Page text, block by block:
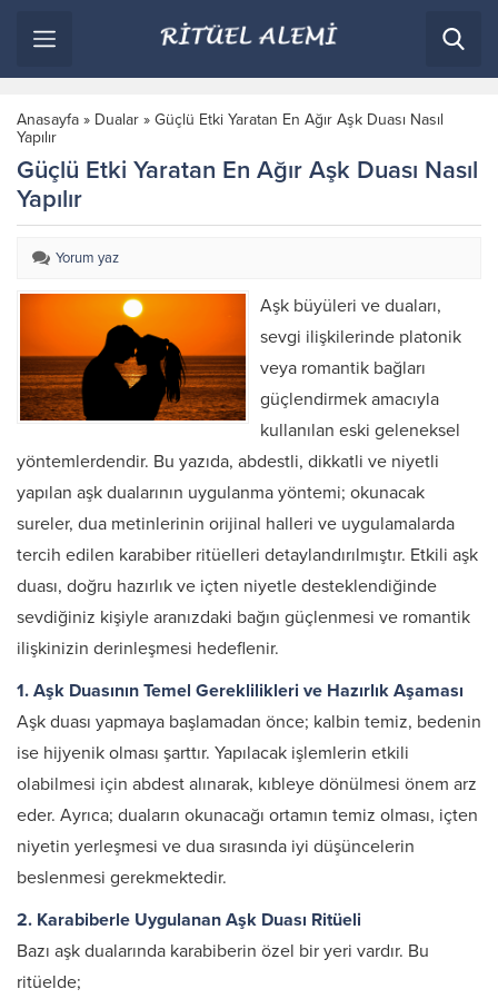
Anasayfa » Dualar » Güçlü Etki Yaratan En Ağır Aşk Duası Nasıl
Yapılır
Güçlü Etki Yaratan En Ağır Aşk Duası Nasıl
Yapılır
Yorum yaz
Aşk büyüleri ve duaları,
sevgi ilişkilerinde platonik
veya romantik bağları
güçlendirmek amacıyla
kullanılan eski geleneksel
yöntemlerdendir. Bu yazıda, abdestli, dikkatli ve niyetli
yapılan aşk dualarının uygulanma yöntemi; okunacak
sureler, dua metinlerinin orijinal halleri ve uygulamalarda
tercih edilen karabiber ritüelleri detaylandırılmıştır. Etkili aşk
duası, doğru hazırlık ve içten niyetle desteklendiğinde
sevdiğiniz kişiyle aranızdaki bağın güçlenmesi ve romantik
ilişkinizin derinleşmesi hedeflenir.
1. Aşk Duasının Temel Gereklilikleri ve Hazırlık Aşaması
Aşk duası yapmaya başlamadan önce; kalbin temiz, bedenin
ise hijyenik olması şarttır. Yapılacak işlemlerin etkili
olabilmesi için abdest alınarak, kıbleye dönülmesi önem arz
eder. Ayrıca; duaların okunacağı ortamın temiz olması, içten
niyetin yerleşmesi ve dua sırasında iyi düşüncelerin
beslenmesi gerekmektedir.
2. Karabiberle Uygulanan Aşk Duası Ritüeli
Bazı aşk dualarında karabiberin özel bir yeri vardır. Bu
ritüelde;